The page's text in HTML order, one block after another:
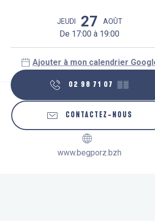
Ouverture et
JEUDI 27 AOÛT
De 17:00 à 19:00
Ajouter à mon calendrier
02 98 71 07 ▒▒
CONTACTEZ-NOUS
www.begporz.bzh